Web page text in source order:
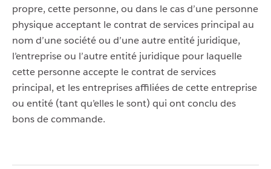
propre, cette personne, ou dans le cas d’une personne
physique acceptant le contrat de services principal au
nom d’une société ou d’une autre entité juridique,
l’entreprise ou l’autre entité juridique pour laquelle
cette personne accepte le contrat de services
principal, et les entreprises affiliées de cette entreprise
ou entité (tant qu’elles le sont) qui ont conclu des
bons de commande.